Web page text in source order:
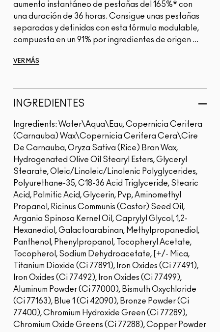
aumento instantáneo de pestañas del 165%* con
una duración de 36 horas. Consigue unas pestañas
separadas y definidas con esta fórmula modulable,
compuesta en un 91% por ingredientes de origen ...
VER MÁS
INGREDIENTES
Ingredients: Water\Aqua\Eau, Copernicia Cerifera
(Carnauba) Wax\Copernicia Cerifera Cera\Cire
De Carnauba, Oryza Sativa (Rice) Bran Wax,
Hydrogenated Olive Oil Stearyl Esters, Glyceryl
Stearate, Oleic/Linoleic/Linolenic Polyglycerides,
Polyurethane-35, C18-36 Acid Triglyceride, Stearic
Acid, Palmitic Acid, Glycerin, Pvp, Aminomethyl
Propanol, Ricinus Communis (Castor) Seed Oil,
Argania Spinosa Kernel Oil, Caprylyl Glycol, 1,2-
Hexanediol, Galactoarabinan, Methylpropanediol,
Panthenol, Phenylpropanol, Tocopheryl Acetate,
Tocopherol, Sodium Dehydroacetate, [+/- Mica,
Titanium Dioxide (Ci 77891), Iron Oxides (Ci 77491),
Iron Oxides (Ci 77492), Iron Oxides (Ci 77499),
Aluminum Powder (Ci 77000), Bismuth Oxychloride
(Ci 77163), Blue 1 (Ci 42090), Bronze Powder (Ci
77400), Chromium Hydroxide Green (Ci 77289),
Chromium Oxide Greens (Ci 77288), Copper Powder